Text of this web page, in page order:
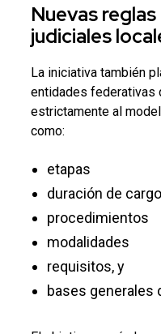
Nuevas
judiciales
La iniciativa también
entidades federativas
estrictamente al
como:
etapas
duración de
procedimientos
modalidades
requisitos, y
bases generales